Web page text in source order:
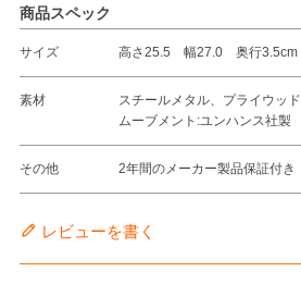
商品スペック
サイズ 高さ25.5 幅27.0 奥行3.5cm
素材
スチールメタル、プライウッド
ムーブメント:ユンハンス社製
その他 2年間のメーカー製品保証付き
レビューを書く